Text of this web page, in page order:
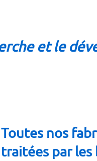
et le
Toutes nos
traitées par